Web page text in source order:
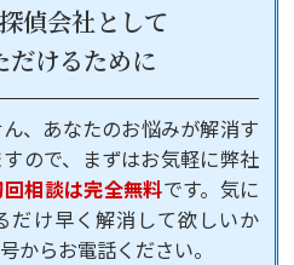
偵会社として
だけるために
、あなたのお悩みが解消す
ので、まずはお気軽に弊社
相談は完全無料です。気に
だけ早く解消して欲しいか
からお電話ください。